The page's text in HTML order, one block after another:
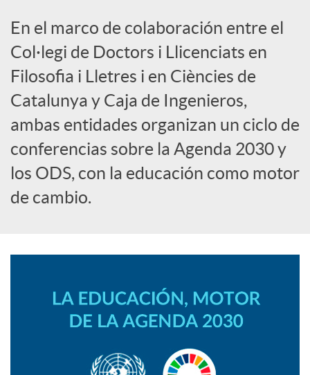
S
o
c
i
a
En el marco de colaboración entre el
Col·legi de Doctors i Llicenciats en
Filosofia i Lletres i en Ciències de
Catalunya y Caja de Ingenieros,
ambas entidades organizan un ciclo de
conferencias sobre la Agenda 2030 y
los ODS, con la educación como motor
de cambio.